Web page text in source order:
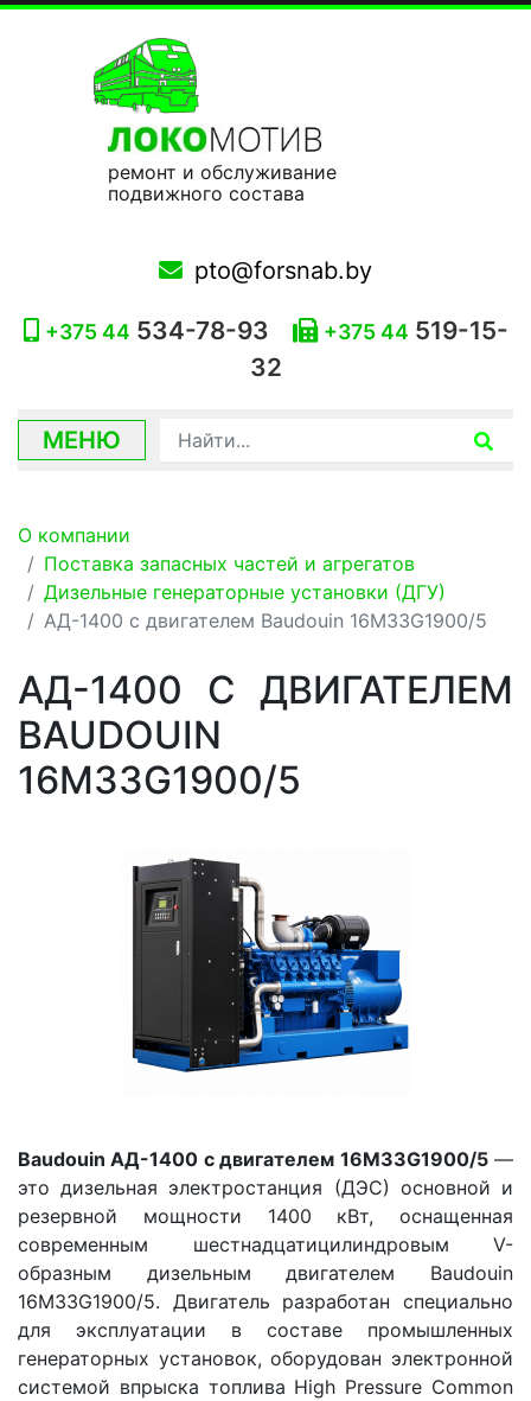
ремонт и обслуживание
подвижного состава
pto@forsnab.by
+375 44 534-78-93 +375 44 519-15-
32
МЕНЮ
О компании
Поставка запасных частей и агрегатов
Дизельные генераторные установки (ДГУ)
АД-1400 с двигателем Baudouin 16M33G1900/5
АД-1400 С ДВИГАТЕЛЕМ
BAUDOUIN
16M33G1900/5
Baudouin АД-1400 с двигателем 16M33G1900/5—
это дизельная электростанция (ДЭС) основной и
резервной мощности 1400 кВт, оснащенная
современным шестнадцатицилиндровым V-
образным дизельным двигателем Baudouin
16M33G1900/5. Двигатель разработан специально
для эксплуатации в составе промышленных
генераторных установок, оборудован электронной
системой впрыска топлива High Pressure Common